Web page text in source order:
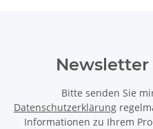
Bitte senden Sie
Datenschutzerklärung
Informationen zu Ihrem